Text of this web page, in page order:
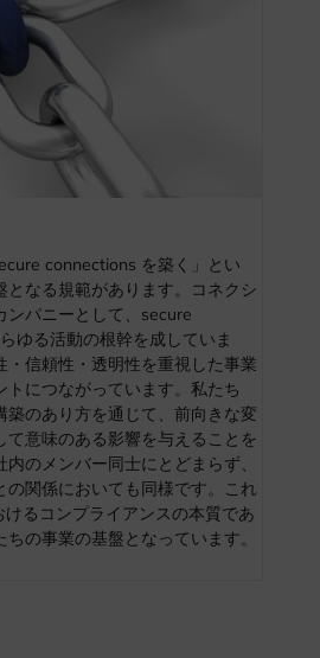
connections を築く」とい
となる規範があります。コネクシ
ンパニーとして、secure
ゆる活動の根幹を成していま
信頼性・透明性を重視した事業
につながっています。私たち
築のあり方を通じて、前向きな変
意味のある影響を与えることを
のメンバー同士にとどまらず、
の関係においても同様です。これ
るコンプライアンスの本質であ
の事業の基盤となっています。